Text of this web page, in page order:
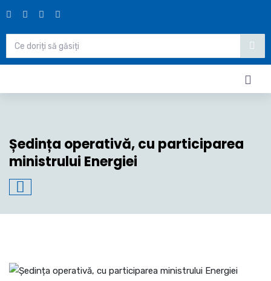
Ședința operativă, cu participarea
ministrului Energiei